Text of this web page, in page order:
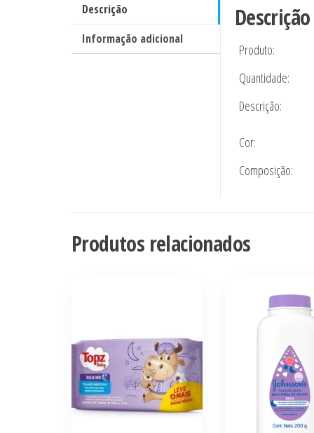
Descrição
Informação adicional
Descrição
Produto:
Quantidade:
Descrição:
Cor:
Composição:
Produtos relacionados